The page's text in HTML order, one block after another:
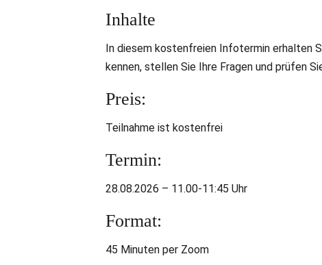
Inhalte
In diesem kostenfreien Infotermin erhalten
kennen, stellen Sie Ihre Fragen und prüfen
Preis:
Teilnahme ist kostenfrei
Termin:
28.08.2026 – 11.00-11:45 Uhr
Format:
45 Minuten per Zoom